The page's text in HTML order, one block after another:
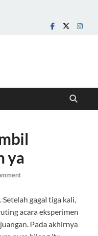
ya
gagal tiga kali,
acara eksperimen
Pada akhirnya